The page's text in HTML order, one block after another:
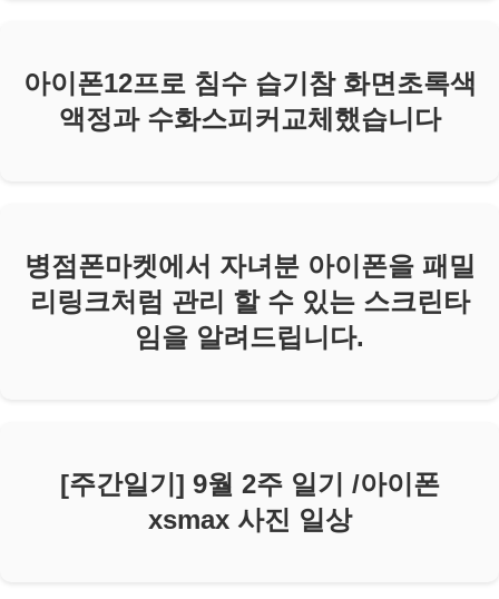
아이폰12프로 침수 습기참 화면초록색
액정과 수화스피커교체했습니다
병점폰마켓에서 자녀분 아이폰을 패밀
리링크처럼 관리 할 수 있는 스크린타
임을 알려드립니다.
[주간일기] 9월 2주 일기 /아이폰
xsmax 사진 일상